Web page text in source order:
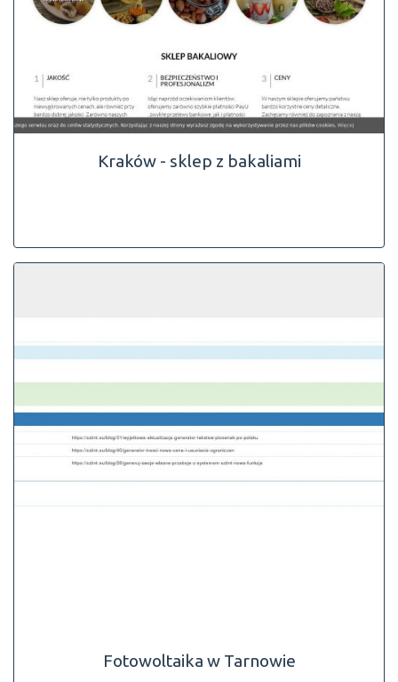
Kraków - sklep z bakaliami
Fotowoltaika w Tarnowie